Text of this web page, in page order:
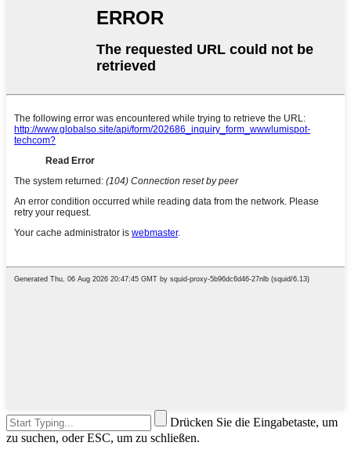
Drücken Sie die Eingabetaste, um
zu suchen, oder ESC, um zu schließen.